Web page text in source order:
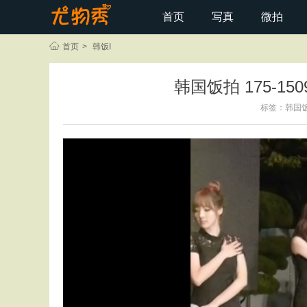
首页 写真 微拍
首页 > 韩饭I
韩国饭拍 175-
标签： 韩国